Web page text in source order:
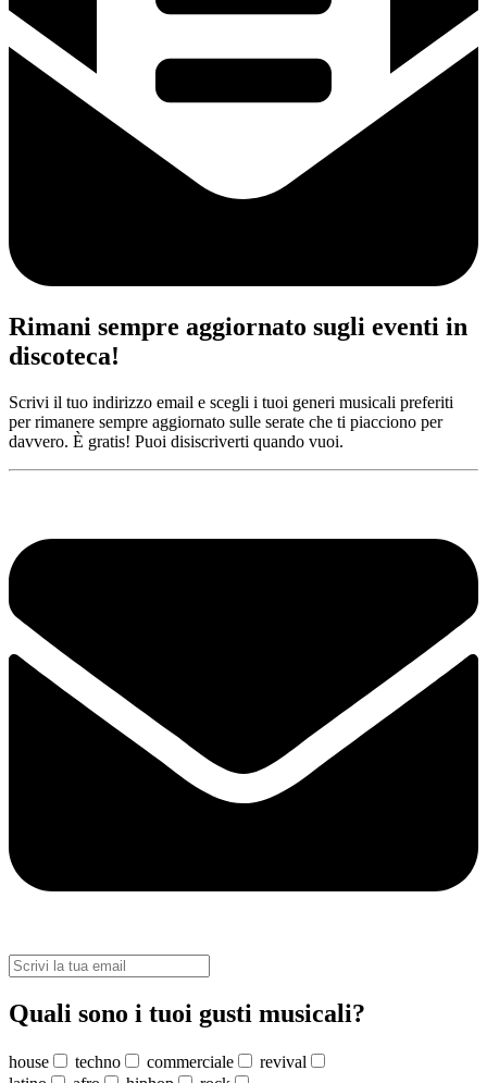
Rimani sempre aggiornato sugli eventi in
discoteca!
Scrivi il tuo indirizzo email e scegli i tuoi generi musicali preferiti
per rimanere sempre aggiornato sulle serate che ti piacciono per
davvero. È gratis! Puoi disiscriverti quando vuoi.
Quali sono i tuoi gusti musicali?
house techno commerciale
revival